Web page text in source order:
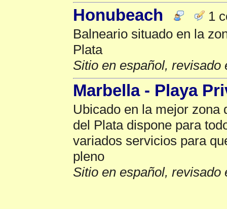
Honubeach
1
Balneario situado en la
Plata
Sitio en español, revisado
Marbella - Playa
Ubicado en la mejor zona
del Plata dispone para
variados servicios para
pleno
Sitio en español, revisado